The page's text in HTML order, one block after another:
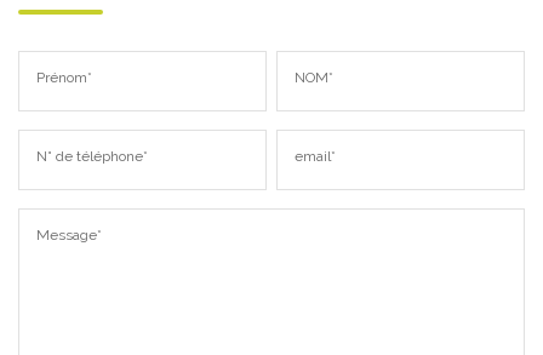
Prénom* NOM*
N° de téléphone* email*
Message*